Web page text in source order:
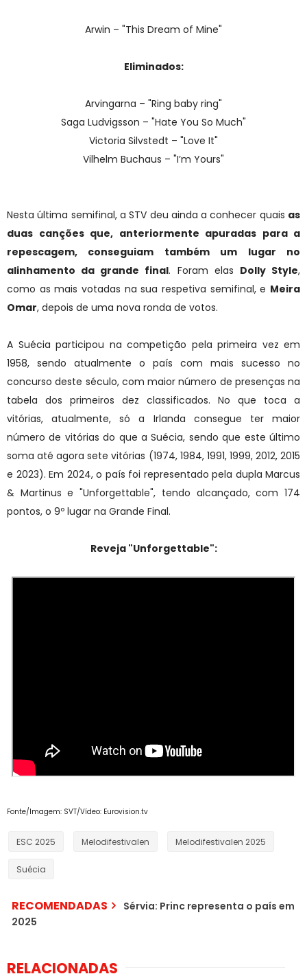
Arwin – "This Dream of Mine"
Eliminados:
Arvingarna – "Ring baby ring"
Saga Ludvigsson – "Hate You So Much"
Victoria Silvstedt – "Love It"
Vilhelm Buchaus – "I’m Yours"
Nesta última semifinal, a STV deu ainda a conhecer quais as
duas canções que, anteriormente apuradas para a
repescagem, conseguiam também um lugar no
alinhamento da grande final. Foram elas Dolly Style,
como as mais votadas na sua respetiva semifinal, e Meira
Omar, depois de uma nova ronda de votos.
A Suécia participou na competição pela primeira vez em
1958, sendo atualmente o país com mais sucesso no
concurso deste século, com maior número de presenças na
tabela dos primeiros dez classificados. No que toca a
vitórias, atualmente, só a Irlanda consegue ter maior
número de vitórias do que a Suécia, sendo que este último
soma até agora sete vitórias (1974, 1984, 1991, 1999, 2012, 2015
e 2023). Em 2024, o país foi representado pela dupla Marcus
& Martinus e "Unforgettable", tendo alcançado, com 174
pontos, o 9º lugar na Grande Final.
Reveja "Unforgettable":
Fonte/Imagem: SVT/Vídeo: Eurovision.tv
ESC 2025 Melodifestivalen Melodifestivalen 2025
Suécia
RECOMENDADAS
Sérvia: Princ representa o país em
2025
RELACIONADAS
2025: Crónica de uma
Suécia: resultados da 5.ª